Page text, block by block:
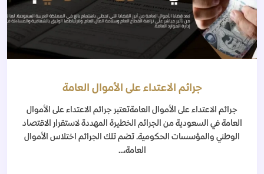
جرائم الاعتداء على الأموال العامة
جرائم الاعتداء على الأموال العامةتعتبر جرائم الاعتداء على الأموال
العامة في السعودية من الجرائم الخطيرة المهددة لاستقرار الاقتصاد
الوطني والمؤسسات الحكومية. تضم تلك الجرائم اختلاس الأموال
العامة،...